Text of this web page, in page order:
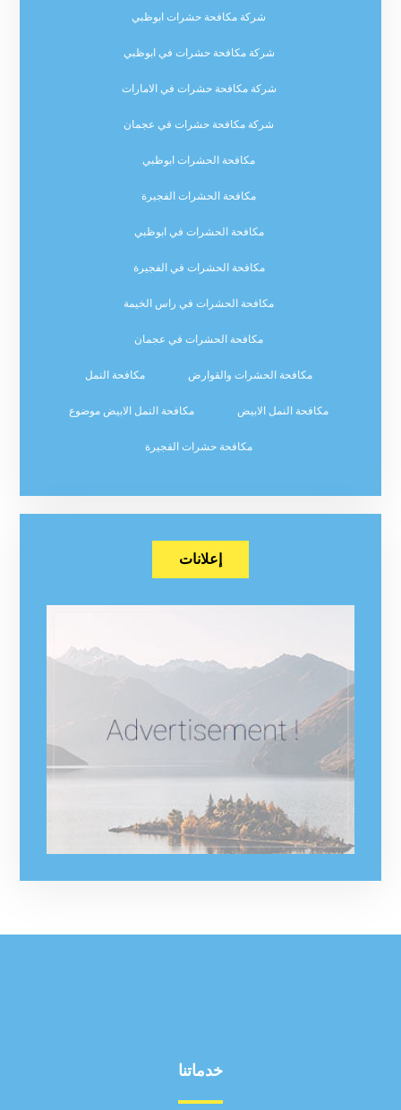
شركة مكافحة حشرات ابوظبي
شركة مكافحة حشرات في ابوظبي
شركة مكافحة حشرات في الامارات
شركة مكافحة حشرات في عجمان
مكافحة الحشرات ابوظبي
مكافحة الحشرات الفجيرة
مكافحة الحشرات في ابوظبي
مكافحة الحشرات في الفجيرة
مكافحة الحشرات في راس الخيمة
مكافحة الحشرات في عجمان
مكافحة الحشرات والقوارض مكافحة النمل
مكافحة النمل الابيض مكافحة النمل الابيض موضوع
مكافحة حشرات الفجيرة
إعلانات
خدماتنا